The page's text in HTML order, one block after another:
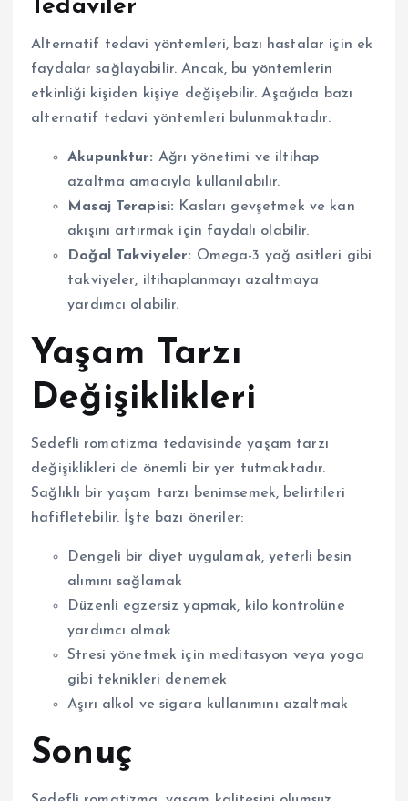
Tedaviler
Alternatif tedavi yöntemleri, bazı hastalar için ek
faydalar sağlayabilir. Ancak, bu yöntemlerin
etkinliği kişiden kişiye değişebilir. Aşağıda bazı
alternatif tedavi yöntemleri bulunmaktadır:
Akupunktur: Ağrı yönetimi ve iltihap
azaltma amacıyla kullanılabilir.
Masaj Terapisi: Kasları gevşetmek ve kan
akışını artırmak için faydalı olabilir.
Doğal Takviyeler: Omega-3 yağ asitleri gibi
takviyeler, iltihaplanmayı azaltmaya
yardımcı olabilir.
Yaşam Tarzı
Değişiklikleri
Sedefli romatizma tedavisinde yaşam tarzı
değişiklikleri de önemli bir yer tutmaktadır.
Sağlıklı bir yaşam tarzı benimsemek, belirtileri
hafifletebilir. İşte bazı öneriler:
Dengeli bir diyet uygulamak, yeterli besin
alımını sağlamak
Düzenli egzersiz yapmak, kilo kontrolüne
yardımcı olmak
Stresi yönetmek için meditasyon veya yoga
gibi teknikleri denemek
Aşırı alkol ve sigara kullanımını azaltmak
Sonuç